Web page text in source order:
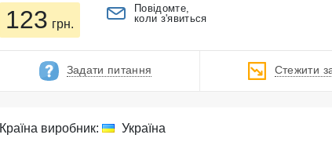
123 грн.
Повідомте,
коли з'явиться
Задати питання Стежити
Країна виробник: Україна